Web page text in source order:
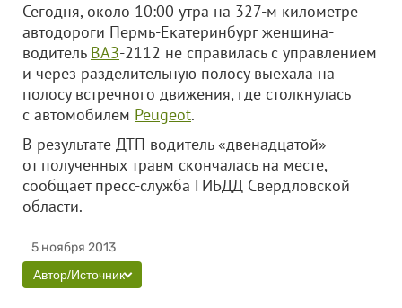
Сегодня, около 10:00 утра на 327-м километре
автодороги Пермь-Екатеринбург женщина-
водитель ВАЗ-2112 не справилась с управлением
и через разделительную полосу выехала на
полосу встречного движения, где столкнулась
с автомобилем Peugeot.
В результате ДТП водитель «двенадцатой»
от полученных травм скончалась на месте,
сообщает пресс-служба ГИБДД Свердловской
области.
5 ноября 2013
Автор/Источник